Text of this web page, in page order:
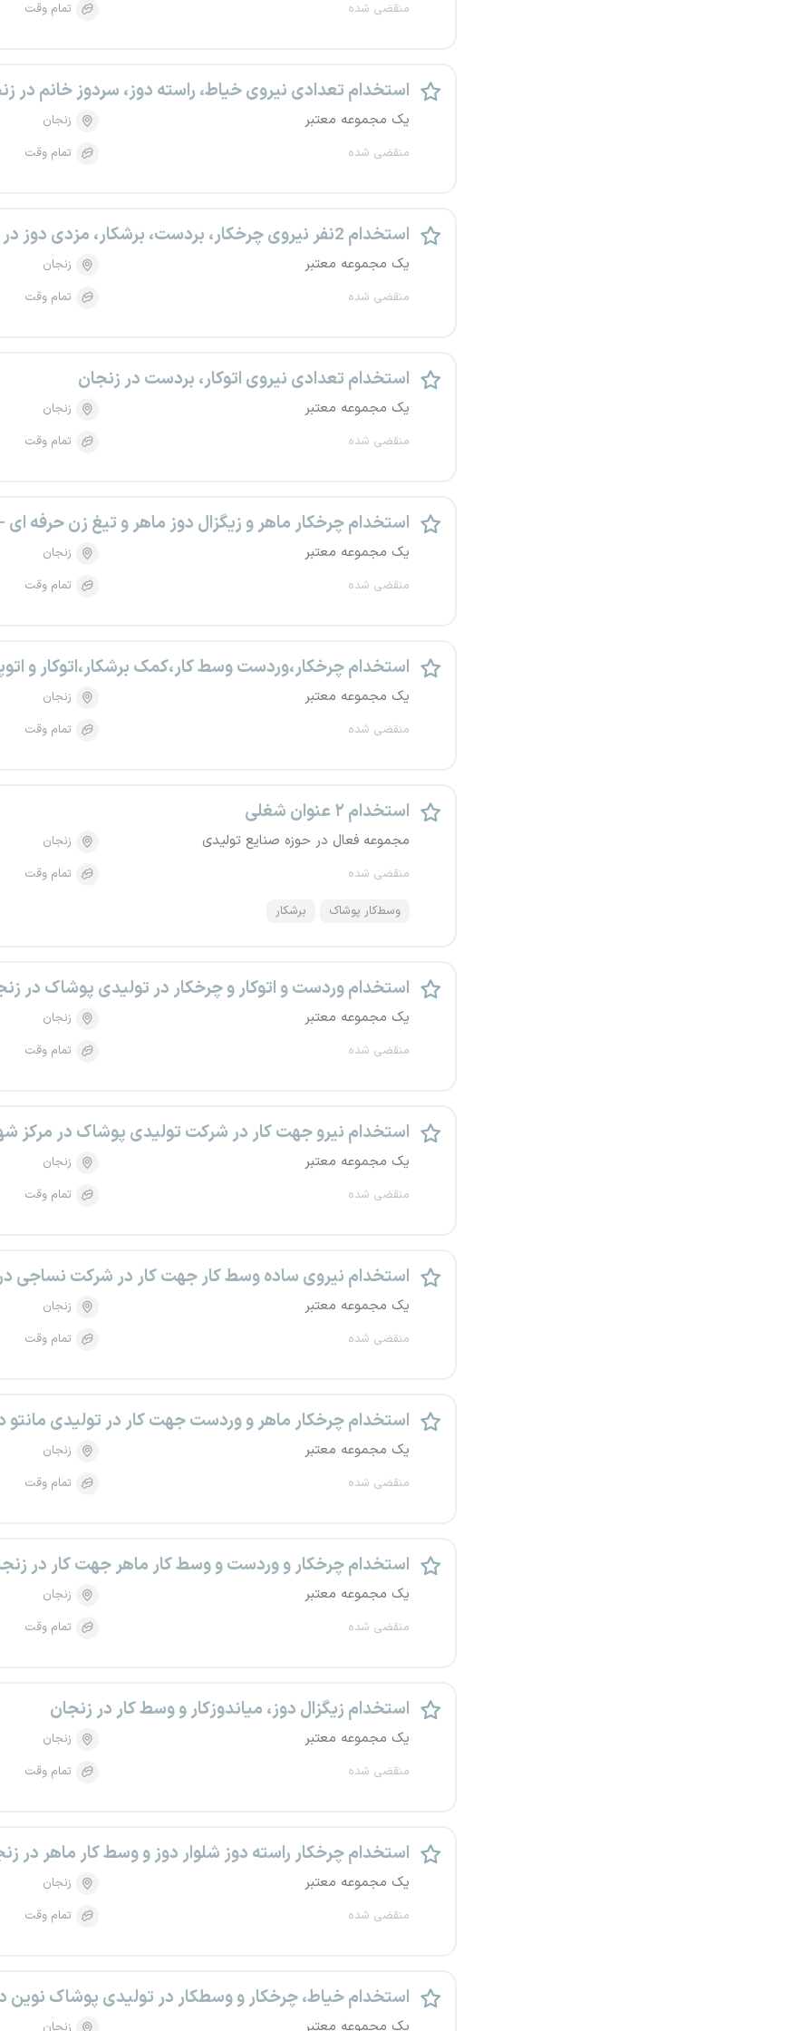
منقضی شده
تمام وقت
استخدام تعدادی نیروی خیاط، راسته دوز، سردوز خانم در
یک مجموعه معتبر
منقضی شده
زنجان
تمام وقت
استخدام 2نفر نیروی چرخکار، بردست، برشکار، مزدی دوز در زنجان
یک مجموعه معتبر
منقضی شده
زنجان
تمام وقت
استخدام تعدادی نیروی اتوکار، بردست در زنجان
یک مجموعه معتبر
منقضی شده
زنجان
تمام وقت
استخدام چرخکار ماهر و زیگزال دوز ماهر و تیغ زن حرفه ای
یک مجموعه معتبر
منقضی شده
زنجان
تمام وقت
استخدام چرخکار،وردست وسط کار،کمک برشکار،اتوکار و
یک مجموعه معتبر
منقضی شده
زنجان
تمام وقت
استخدام ۲ عنوان شغلی
مجموعه فعال در حوزه صنایع تولیدی
منقضی شده
زنجان
تمام وقت
وسط‌کار پوشاک برشکار
استخدام وردست و اتوکار و چرخکار در تولیدی پوشاک در
یک مجموعه معتبر
منقضی شده
زنجان
تمام وقت
استخدام نیرو جهت کار در شرکت تولیدی پوشاک در مرکز
یک مجموعه معتبر
منقضی شده
زنجان
تمام وقت
استخدام نیروی ساده وسط کار جهت کار در شرکت نساجی
یک مجموعه معتبر
منقضی شده
زنجان
تمام وقت
استخدام چرخکار ماهر و وردست جهت کار در تولیدی مانتو
یک مجموعه معتبر
منقضی شده
زنجان
تمام وقت
استخدام چرخکار و وردست و وسط کار ماهر جهت کار در
یک مجموعه معتبر
منقضی شده
زنجان
تمام وقت
استخدام زیگزال دوز، میاندوزکار و وسط کار در زنجان
یک مجموعه معتبر
منقضی شده
زنجان
تمام وقت
استخدام چرخکار راسته دوز شلوار دوز و وسط کار ماهر در
یک مجموعه معتبر
منقضی شده
زنجان
تمام وقت
استخدام خیاط، چرخکار و وسطکار در تولیدی پوشاک نوین
زنجان